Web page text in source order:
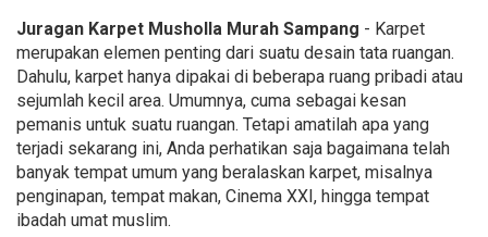
Juragan Karpet Musholla Murah Sampang - Karpet
merupakan elemen penting dari suatu desain tata ruangan.
Dahulu, karpet hanya dipakai di beberapa ruang pribadi atau
sejumlah kecil area. Umumnya, cuma sebagai kesan
pemanis untuk suatu ruangan. Tetapi amatilah apa yang
terjadi sekarang ini, Anda perhatikan saja bagaimana telah
banyak tempat umum yang beralaskan karpet, misalnya
penginapan, tempat makan, Cinema XXI, hingga tempat
ibadah umat muslim.